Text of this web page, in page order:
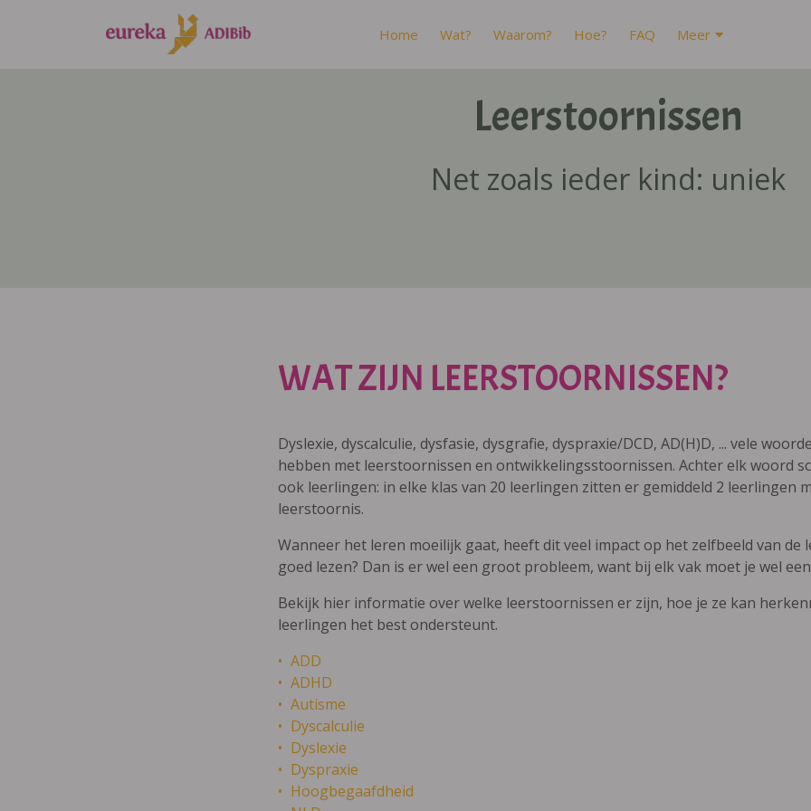
Home Wat? Waarom? Hoe? FAQ Meer
Leerstoornissen
Net zoals ieder kind: uniek
WAT ZIJN LEERSTOORNISSEN?
Dyslexie, dyscalculie, dysfasie, dysgrafie, dyspraxie/DCD, AD(H)D, ... vele
hebben met leerstoornissen en ontwikkelingsstoornissen. Achter elk woord
ook leerlingen: in elke klas van 20 leerlingen zitten er gemiddeld 2 leerlingen
leerstoornis.
Wanneer het leren moeilijk gaat, heeft dit veel impact op het zelfbeeld van de
goed lezen? Dan is er wel een groot probleem, want bij elk vak moet je wel
Bekijk hier informatie over welke leerstoornissen er zijn, hoe je ze kan
leerlingen het best ondersteunt.
ADD
ADHD
Autisme
Dyscalculie
Dyslexie
Dyspraxie
Hoogbegaafdheid